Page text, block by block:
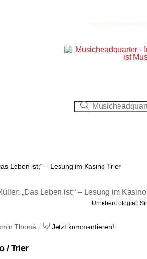
Leben ist;“ – Lesung im Kasino Trier
Urheber/Fotograf:
Thomé Jetzt kommentieren!
/ Trier